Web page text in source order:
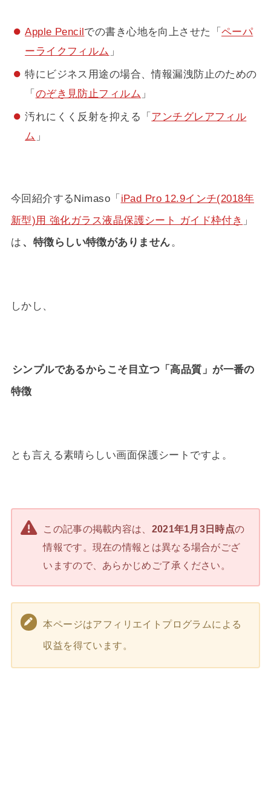
Apple Pencilでの書き心地を向上させた「ペーパ
ーライクフィルム 」
特にビジネス用途の場合、情報漏洩防止のための
「 のぞき見防止フィルム 」
汚れにくく反射を抑える「 アンチグレアフィル
ム 」
今回紹介するNimaso「 iPad Pro 12.9インチ(2018年
新型)用 強化ガラス液晶保護シート ガイド枠付き 」
は 、特徴らしい特徴がありません。
しかし、
シンプルであるからこそ目立つ「高品質」が一番の
特徴
とも言える素晴らしい画面保護シートですよ。
この記事の掲載内容は、 2021年1月3日時点の
情報です。現在の情報とは異なる場合がござ
いますので、あらかじめご了承ください。
本ページはアフィリエイトプログラムによる
収益を得ています。